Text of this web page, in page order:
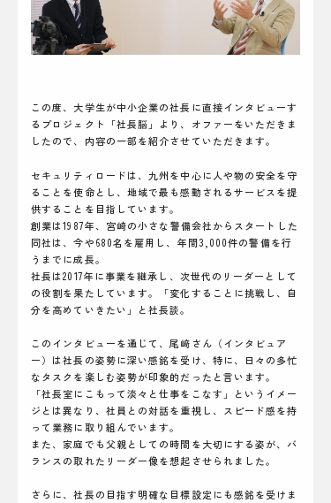
採用情報 お問い合わせ
この度、大学生が中小企業の社長に直接インタビューす
るプロジェクト「社長脳」より、オファーをいただきま
したので、内容の一部を紹介させていただきます。
セキュリティロードは、九州を中心に人や物の安全を守
ることを使命とし、地域で最も感動されるサービスを提
供することを目指しています。
創業は1987年、宮崎の小さな警備会社からスタートした
同社は、今や680名を雇用し、年間3,000件の警備を行
うまでに成長。
社長は2017年に事業を継承し、次世代のリーダーとして
の役割を果たしています。「変化することに挑戦し、自
分を高めていきたい」と社長談。
このインタビューを通じて、尾﨑さん（インタビュア
ー）は社長の姿勢に深い感銘を受け、特に、日々の多忙
なタスクを楽しむ姿勢が印象的だったと言います。
「社長室にこもって淡々と仕事をこなす」というイメー
ジとは異なり、社員との対話を重視し、スピード感を持
って業務に取り組んでいます。
また、家庭でも父親としての時間を大切にする姿が、バ
ランスの取れたリーダー像を想起させられました。
さらに、社長の目指す明確な目標設定にも感銘を受けま